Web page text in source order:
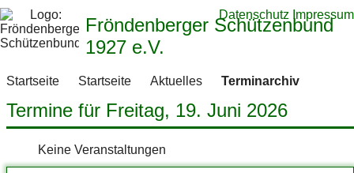
Fröndenberger Schützenbund
1927 e.V.
Datenschutz Impressum
Startseite Startseite Aktuelles Terminarchiv
Termine für Freitag, 19. Juni 2026
Keine Veranstaltungen